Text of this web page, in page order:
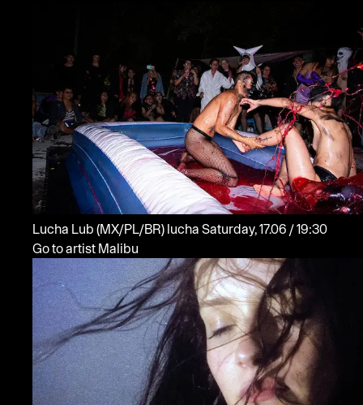
Lucha Lub (MX/PL/BR) lucha
Saturday, 17.06 / 19:30
Go to artist Malibu